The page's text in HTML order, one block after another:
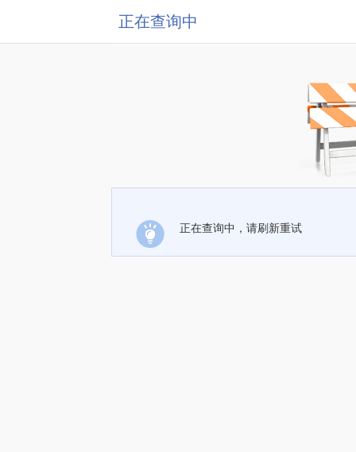
正在查询中
正在查询中，请刷新重试